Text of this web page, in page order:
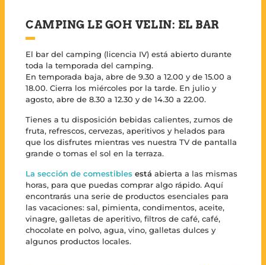
CAMPING LE GOH VELIN: EL BAR
El bar del camping (licencia IV) está abierto durante
toda la temporada del camping.
En temporada baja, abre de 9.30 a 12.00 y de 15.00 a
18.00. Cierra los miércoles por la tarde. En julio y
agosto, abre de 8.30 a 12.30 y de 14.30 a 22.00.
Tienes a tu disposición bebidas calientes, zumos de
fruta, refrescos, cervezas, aperitivos y helados para
que los disfrutes mientras ves nuestra TV de pantalla
grande o tomas el sol en la terraza.
La sección de comestibles está abierta a las mismas
horas, para que puedas comprar algo rápido. Aquí
encontrarás una serie de productos esenciales para
las vacaciones: sal, pimienta, condimentos, aceite,
vinagre, galletas de aperitivo, filtros de café, café,
chocolate en polvo, agua, vino, galletas dulces y
algunos productos locales.